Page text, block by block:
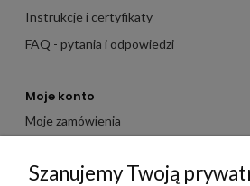
Instrukcje i certyfikaty
FAQ - pytania i odpowiedzi
Moje konto
Moje zamówienia
Ulubione
Szanujemy Twoją